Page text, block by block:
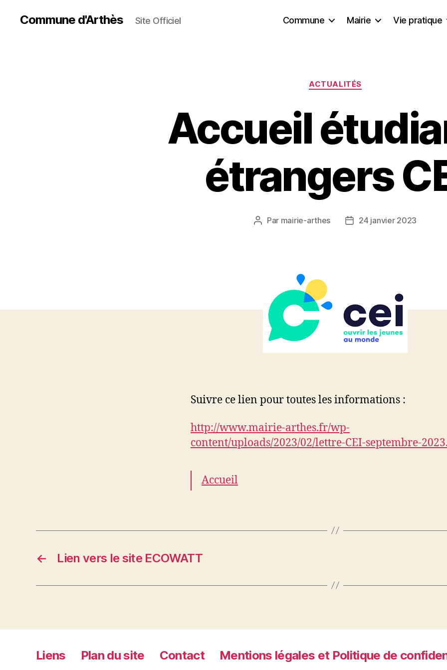
Commune d'Arthès Site Officiel Commune Mairie Vie pratique
ACTUALITÉS
Accueil
étrangers
Par mairie-arthes 24 janvier 2023
Suivre ce lien pour toutes les informations :
http://www.mairie-arthes.fr/wp-
content/uploads/2023/02/lettre-CEI-septembre-
Accueil
← Lien vers le site ECOWATT
Liens Plan du site Contact Mentions légales et Politique de